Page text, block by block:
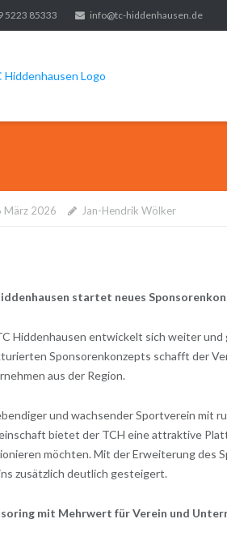
5223 85333 info@tc-hiddenhausen.de
März 2026 Jan-Hendrik Wölker
startet neues
Hiddenhausen entwickelt sich weiter
Sponsorenkonzepts schafft der
aus der Region.
und wachsender Sportverein mit
bietet der TCH eine attraktive
möchten. Mit der Erweiterung des
zusätzlich deutlich gesteigert.
mit Mehrwert für Verein und